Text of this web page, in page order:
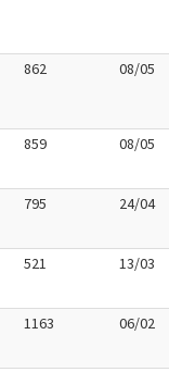
862 08/05
859 08/05
795 24/04
521 13/03
1163 06/02